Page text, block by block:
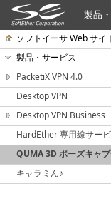
製品
ソフトイーサ Web サイ
製品・サービス
PacketiX VPN 4.0
Desktop VPN
Desktop VPN Business
HardEther 専用線サー
QUMA 3D ポーズキャ
キャラミん♪